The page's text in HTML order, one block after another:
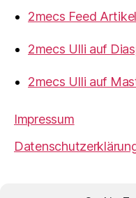
2mecs Feed Artikel
2mecs Ulli auf
2mecs Ulli auf
Impressum